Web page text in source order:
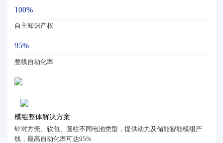
100%
自主知识产权
95%
整线自动化率
模组整体解决方案
针对方壳、软包、圆柱不同电池类型，提供动力及储能智能模组产
线，最高自动化率可达95%